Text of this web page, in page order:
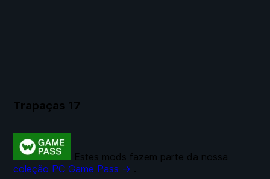
Trapaças 17
Estes mods fazem parte da nossa
coleção PC Game Pass → .